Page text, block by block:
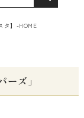
タ】-HOME
ズ」